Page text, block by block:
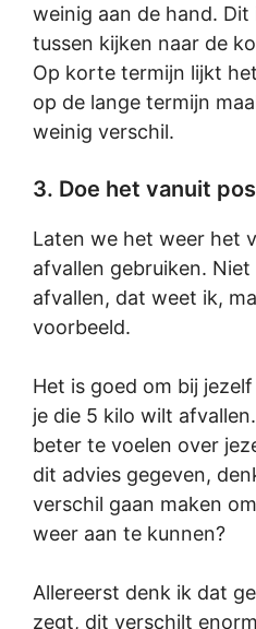
weinig aan de hand.
tussen kijken naar de
Op korte termijn lijkt
op de lange termijn
weinig verschil.
3. Doe het vanuit
Laten we het weer het
afvallen gebruiken.
afvallen, dat weet ik,
voorbeeld.
Het is goed om bij
je die 5 kilo wilt
beter te voelen over
dit advies gegeven,
verschil gaan maken
weer aan te kunnen?
Allereerst denk ik dat
zegt, dit verschilt